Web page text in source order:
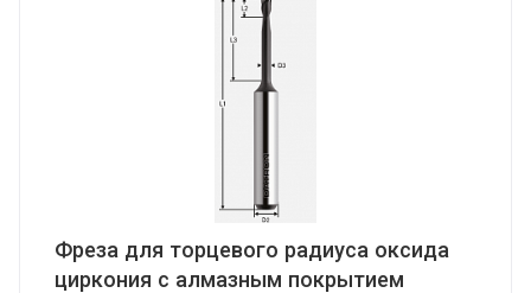
Фреза для торцевого радиуса оксида
циркония с алмазным покрытием